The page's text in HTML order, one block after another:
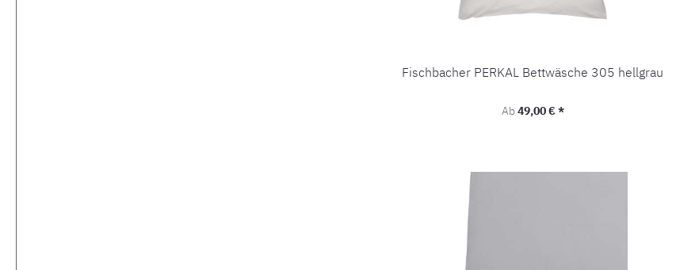
Fischbacher PERKAL Bettwäsche 305 hellgrau
Regulärer Preis:
Ab49,00 € *